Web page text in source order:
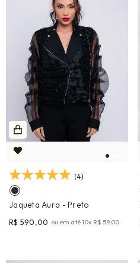
(4)
Jaqueta Aura - Preto
R$ 590,00 ou em até10x R$ 59,00